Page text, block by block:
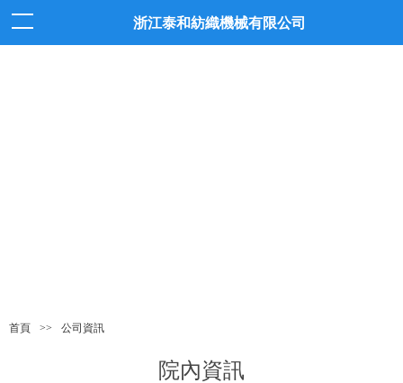
浙江泰和紡織機械有限公司
首頁 >> 公司資訊
院內資訊